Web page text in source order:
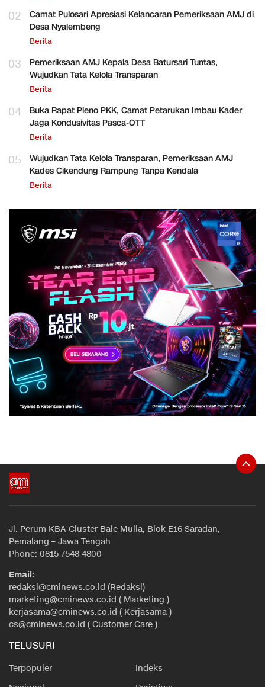
02
Camat Pulosari Apresiasi Kelancaran Pemeriksaan AMJ di
Desa Nyalembeng
Berita
03
Pemeriksaan AMJ Kepala Desa Batursari Tuntas,
Wujudkan Tata Kelola Transparan
Berita
04
Buka Rapat Pleno PKK, Camat Petarukan Imbau Kader
Jaga Kondusivitas Pasca-OTT
Berita
05
Wujudkan Tata Kelola Transparan, Pemeriksaan AMJ
Kades Cikendung Rampung Tanpa Kendala
Berita
Jl. Perum KBA Cluster Bale Mulia, Blok E16 Saradan,
Pemalang – Jawa Tengah
Phone: 0815 7548 4800
Email:
redaksi@cminews.co.id (Redaksi)
marketing@cminews.co.id ( Marketing )
kerjasama@cminews.co.id ( Kerjasama )
cs@cminews.co.id ( Customer Care )
TELUSURI
Terpopuler
Indeks